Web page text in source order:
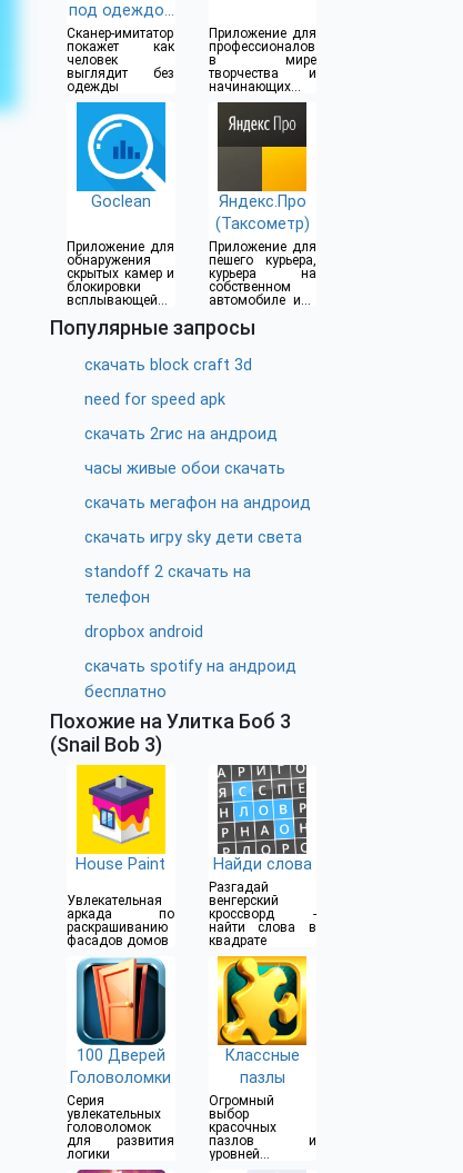
под одеждой
(18+)
Сканер-имитатор
покажет как
человек
выглядит без
одежды
Приложение для
профессионалов
в мире
творчества и
начинающих
художников
Goclean
Приложение для
обнаружения
скрытых камер и
блокировки
всплывающей
Яндекс.Про
(Таксометр)
Приложение для
пешего курьера,
курьера на
собственном
автомобиле или
Популярные запросы
скачать block craft 3d
need for speed apk
скачать 2гис на андроид
часы живые обои скачать
скачать мегафон на андроид
скачать игру sky дети света
standoff 2 скачать на
телефон
dropbox android
скачать spotify на андроид
бесплатно
Похожие на Улитка Боб 3
(Snail Bob 3)
House Paint
Увлекательная
аркада по
раскрашиванию
фасадов домов
Найди слова
Разгадай
венгерский
кроссворд -
найти слова в
квадрате
100 Дверей
Головоломки
Серия
увлекательных
головоломок
для развития
логики
Классные
пазлы
Огромный
выбор
красочных
пазлов и
уровней